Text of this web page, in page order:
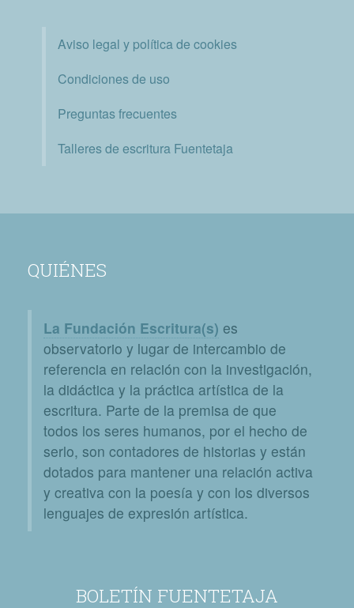
Aviso legal y política de cookies
Condiciones de uso
Preguntas frecuentes
Talleres de escritura Fuentetaja
QUIÉNES
La Fundación Escritura(s) es
observatorio y lugar de intercambio de
referencia en relación con la investigación,
la didáctica y la práctica artística de la
escritura. Parte de la premisa de que
todos los seres humanos, por el hecho de
serlo, son contadores de historias y están
dotados para mantener una relación activa
y creativa con la poesía y con los diversos
lenguajes de expresión artística.
BOLETÍN FUENTETAJA